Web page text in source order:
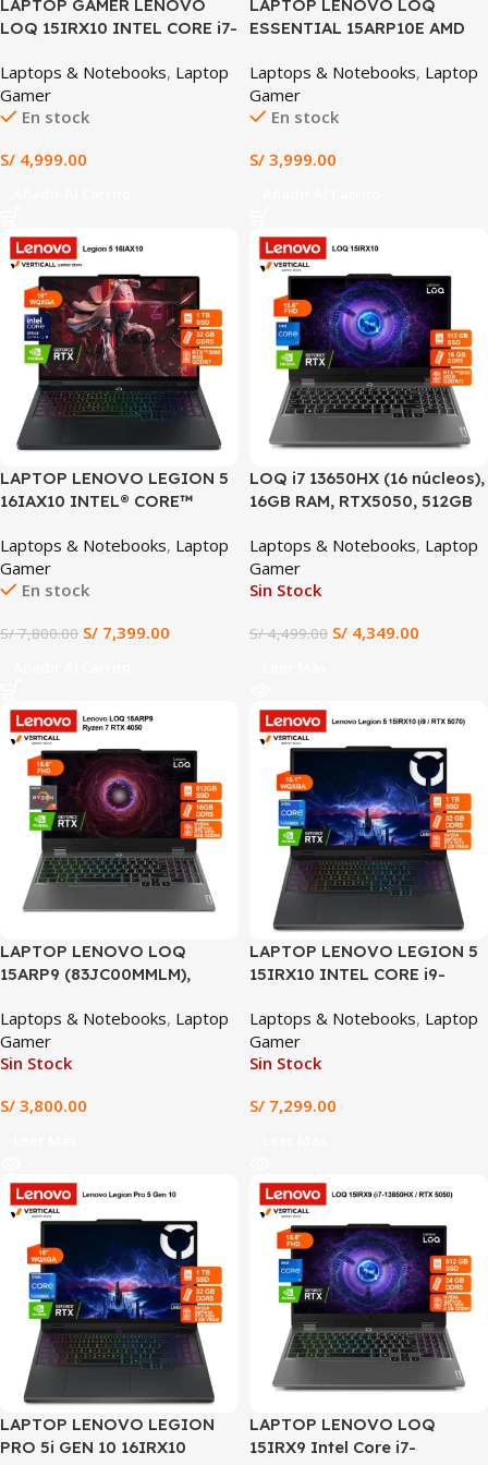
LAPTOP GAMER LENOVO
LOQ 15IRX10 INTEL CORE i7-
512GB SSD RTX 5050 8GB
15.6″ FHD IPS 144HZ
WINDOWS 11 LUNA GREY
Laptops & Notebooks, Laptop
Gamer
En stock
S/ 4,999.00
LAPTOP LENOVO LOQ
ESSENTIAL 15ARP10E AMD
512GB SSD NVIDIA GEFORCE
RTX 4050 6GB 15.6″ FHD IPS
144HZ WINDOWS 11
Laptops & Notebooks, Laptop
Gamer
En stock
S/ 3,999.00
SALE
LAPTOP LENOVO LEGION 5
16IAX10 INTEL® CORE™
1TB SSD RTX™ 5060 8GB 16″
WQXGA IPS 240HZ (16IAX10)
Laptops & Notebooks, Laptop
Gamer
En stock
S/7,800.00 S/ 7,399.00
SALE
LOQ i7 13650HX (16 núcleos),
16GB RAM, RTX5050, 512GB
+ mouse + protector de
teclado
Laptops & Notebooks, Laptop
Gamer
Sin Stock
S/4,499.00 S/ 4,349.00
LAPTOP LENOVO LOQ
15ARP9 (83JC00MMLM),
16GB DDR5, 512GB SSD, 15.6″
FHD IPS 144Hz, Wi-Fi 6
Laptops & Notebooks, Laptop
Gamer
Sin Stock
S/ 3,800.00
LAPTOP LENOVO LEGION 5
15IRX10 INTEL CORE i9-
RTX 5070 8GB 15.1″ WUXGA
(15IRX10)
Laptops & Notebooks, Laptop
Gamer
Sin Stock
S/ 7,299.00
SALE
LAPTOP LENOVO LEGION
PRO 5i GEN 10 16IRX10
LAPTOP LENOVO LOQ
15IRX9 Intel Core i7-